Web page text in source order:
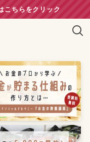
こちらをクリック